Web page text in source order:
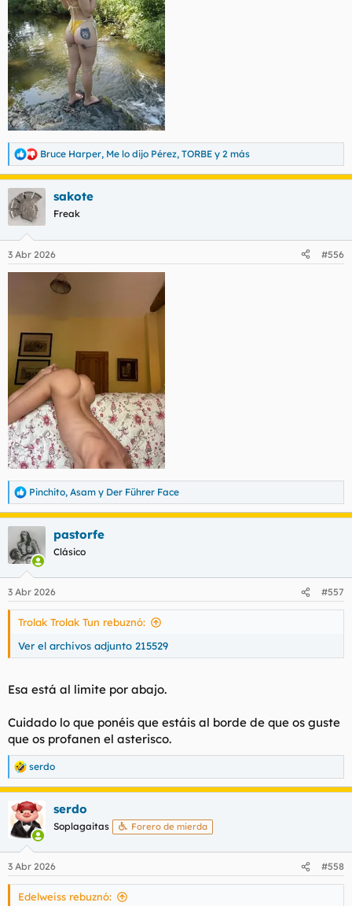
R
e
a
c
c
i
e
s
Bruce Harper, Me lo dijo Pérez, TORBE y 2 más
sakote
Freak
3 Abr 2026 #556
R
e
a
c
i
e
s
Pinchito, Asam y Der Führer Face
pastorfe
Clásico
3 Abr 2026 #557
Trolak Trolak Tun rebuznó:
Ver el archivos adjunto 215529
Esa está al limite por abajo.
Cuidado lo que ponéis que estáis al borde de que os guste
que os profanen el asterisco.
R
e
a
c
c
i
e
s
serdo
serdo
Soplagaitas Forero de mierda
3 Abr 2026 #558
Edelweiss rebuznó: